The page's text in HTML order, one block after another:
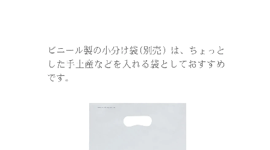
ご家庭用
取扱店舗